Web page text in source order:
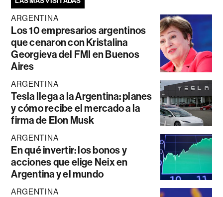
ARGENTINA
Los 10 empresarios argentinos
que cenaron con Kristalina
Georgieva del FMI en Buenos
Aires
ARGENTINA
Tesla llega a la Argentina: planes
y cómo recibe el mercado a la
firma de Elon Musk
ARGENTINA
En qué invertir: los bonos y
acciones que elige Neix en
Argentina y el mundo
ARGENTINA